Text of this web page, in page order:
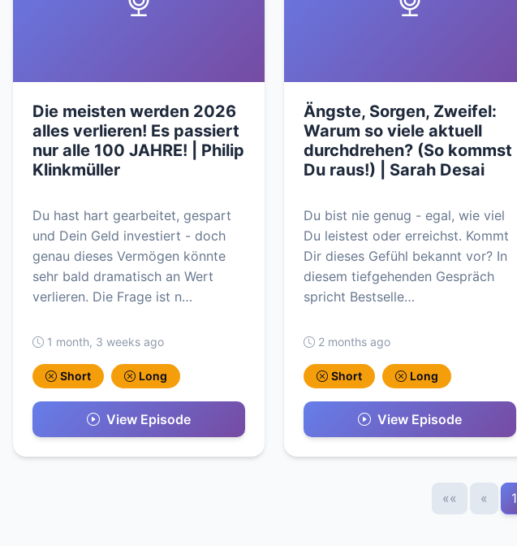
Die meisten werden 2026
alles verlieren! Es passiert
nur alle 100 JAHRE! | Philip
Klinkmüller
Du hast hart gearbeitet, gespart
und Dein Geld investiert - doch
genau dieses Vermögen könnte
sehr bald dramatisch an Wert
verlieren. Die Frage ist n…
1 month, 3 weeks ago
Short Long
View Episode
Ängste, Sorgen, Zweifel:
Warum so viele aktuell
durchdrehen? (So kommst
Du raus!) | Sarah Desai
Du bist nie genug - egal, wie viel
Du leistest oder erreichst. Kommt
Dir dieses Gefühl bekannt vor? In
diesem tiefgehenden Gespräch
spricht Bestselle…
2 months ago
Short Long
View Episode
«« « 1